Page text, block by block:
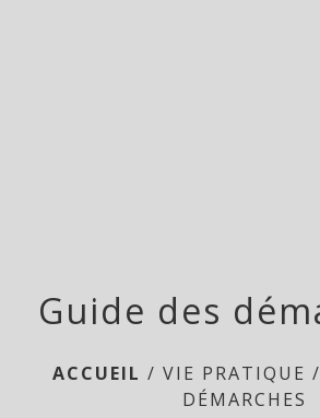
Guide des
ACCUEIL / VIE PRATIQUE /
DÉMARCHES